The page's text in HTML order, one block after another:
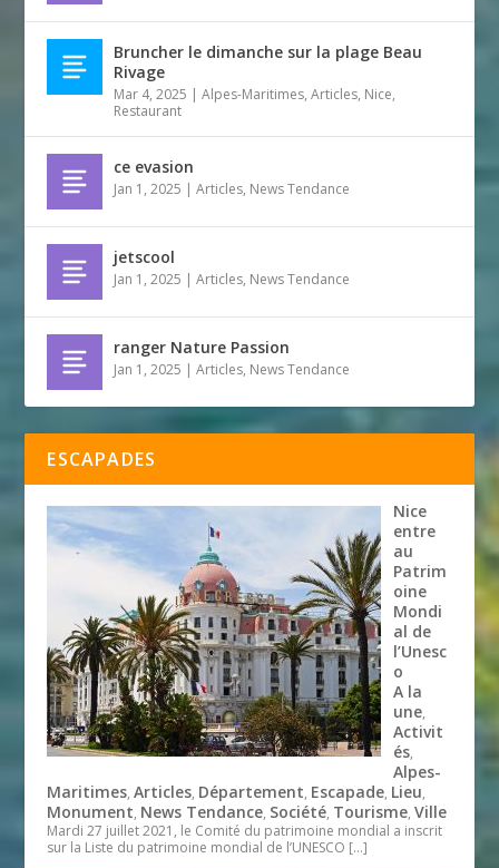
Bruncher le dimanche sur la plage Beau
Rivage
Mar 4, 2025 |Alpes-Maritimes,Articles, Nice,
Restaurant
ce evasion
Jan 1, 2025 |Articles, News Tendance
jetscool
Jan 1, 2025 |Articles, News Tendance
ranger Nature Passion
Jan 1, 2025 |Articles, News Tendance
ESCAPADES
Nice
entre
au
Patrim
oine
Mondi
al de
l’Unesc
o
A la
une,
Activit
és,
Alpes-
Maritimes,Articles, Département, Escapade, Lieu,
Monument, News Tendance, Société, Tourisme,Ville
Mardi 27 juillet 2021, le Comité du patrimoine mondial a inscrit
sur la Liste du patrimoine mondial de l’UNESCO […]